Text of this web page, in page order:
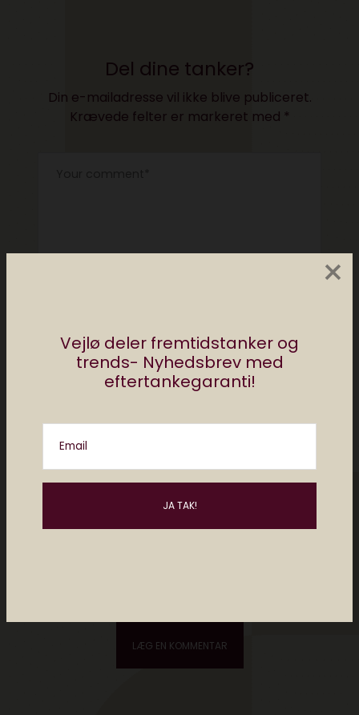
Vejlø deler fremtidstanker og
trends- Nyhedsbrev med
eftertankegaranti!
Email
×
Del dine tanker?
Din e-mailadresse vil ikke blive publiceret.
Krævede felter er markeret med *
Please enter an answer in digits: